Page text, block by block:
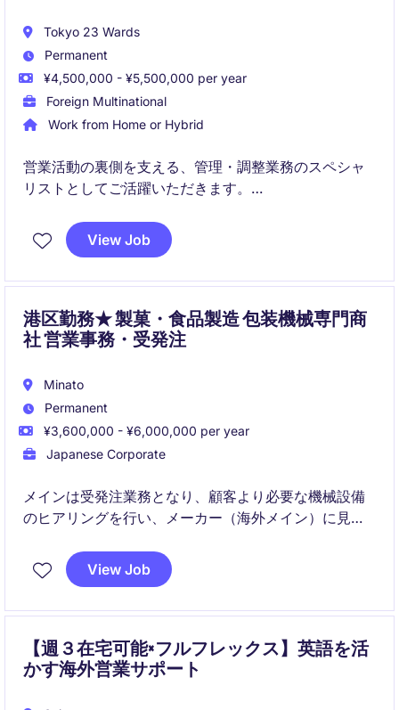
Tokyo 23 Wards
Permanent
¥4,500,000 - ¥5,500,000 per year
Foreign Multinational
Work from Home or Hybrid
営業活動の裏側を支える、管理・調整業務のスペシャ
リストとしてご活躍いただきます。
連携を通じて、受発注・出荷・コスト配分などの業務
を幅広くカバーしていただきます。
書き・会話スキルが求められます。
View Job
港区勤務★ 製菓・食品製造 包装機械専門商
社 営業事務・受発注
Minato
Permanent
¥3,600,000 - ¥6,000,000 per year
Japanese Corporate
メインは受発注業務となり、顧客より必要な機械設備
のヒアリングを行い、メーカー（海外メイン）に見積
流れになります。
ていただきます。
View Job
【週３在宅可能×フルフレックス】英語を活
かす海外営業サポート